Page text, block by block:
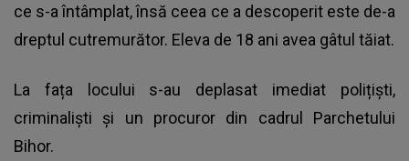
ce s-a întâmplat, însă ceea ce a descoperit este de-a
dreptul cutremurător. Eleva de 18 ani avea gâtul tăiat.
La fața locului s-au deplasat imediat polițiști,
criminaliști și un procuror din cadrul Parchetului
Bihor.